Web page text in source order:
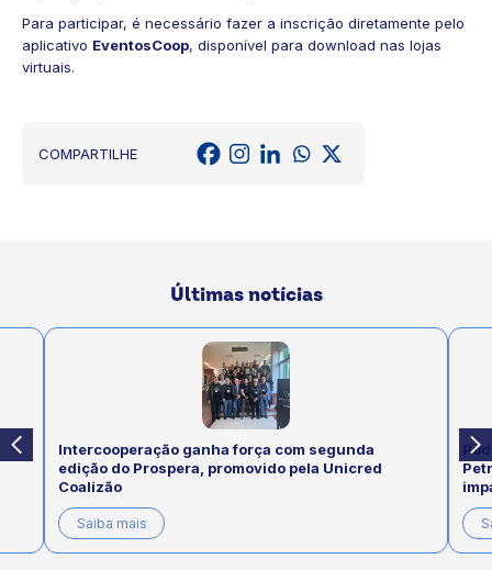
Para participar, é necessário fazer a inscrição diretamente pelo
aplicativo EventosCoop, disponível para download nas lojas
virtuais.
COMPARTILHE
Últimas notícias
Intercooperação ganha força com segunda
edição do Prospera, promovido pela Unicred
Coalizão
Saiba mais